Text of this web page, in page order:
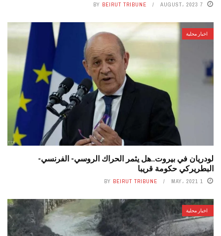
7 AUGUST، 2023 BY BEIRUT TRIBUNE
اخبار محلية
لودريان في بيروت..هل يثمر الحراك الروسي- الفرنسي-
البطريركي حكومة قريبا
1 MAY، 2021 BY BEIRUT TRIBUNE
اخبار محلية